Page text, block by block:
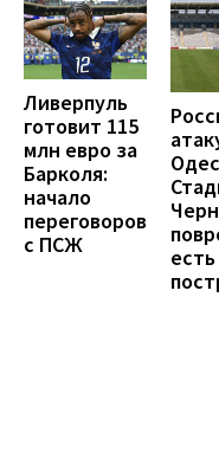
Ливерпуль
готовит 115
млн евро за
Барколя:
начало
переговоров
с ПСЖ
есть